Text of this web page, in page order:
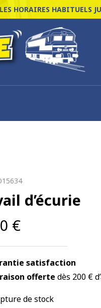
HORAIRES HABITUELS
d’écurie
€
satisfaction
offerte dès 200 €
de stock